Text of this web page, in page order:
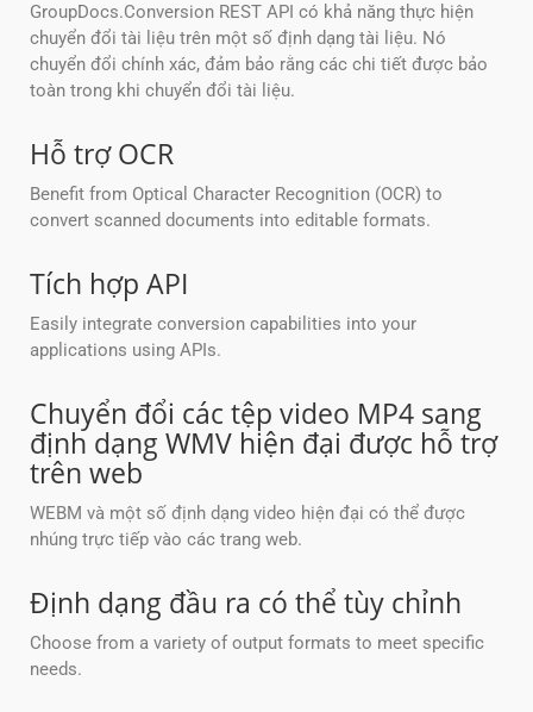
GroupDocs.Conversion REST API có khả năng thực hiện
chuyển đổi tài liệu trên một số định dạng tài liệu. Nó
chuyển đổi chính xác, đảm bảo rằng các chi tiết được bảo
toàn trong khi chuyển đổi tài liệu.
Hỗ trợ OCR
Benefit from Optical Character Recognition (OCR) to
convert scanned documents into editable formats.
Tích hợp API
Easily integrate conversion capabilities into your
applications using APIs.
Chuyển đổi các tệp video MP4 sang
định dạng WMV hiện đại được hỗ trợ
trên web
WEBM và một số định dạng video hiện đại có thể được
nhúng trực tiếp vào các trang web.
Định dạng đầu ra có thể tùy chỉnh
Choose from a variety of output formats to meet specific
needs.